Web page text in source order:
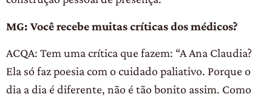
MG: Você recebe muitas críticas dos médicos?
ACQA: Tem uma crítica que fazem: “A Ana Claudia?
Ela só faz poesia com o cuidado paliativo. Porque o
dia a dia é diferente, não é tão bonito assim. Como